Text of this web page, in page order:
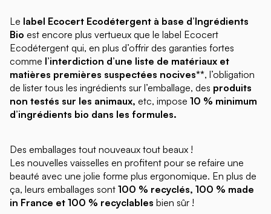
Le label Ecocert Ecodétergent à base d’Ingrédients
Bio est encore plus vertueux que le label Ecocert
Ecodétergent qui, en plus d’offrir des garanties fortes
comme l’interdiction d’une liste de matériaux et
matières premières suspectées nocives**, l’obligation
de lister tous les ingrédients sur l’emballage, des produits
non testés sur les animaux, etc, impose 10 % minimum
d’ingrédients bio dans les formules.
Des emballages tout nouveaux tout beaux !
Les nouvelles vaisselles en profitent pour se refaire une
beauté avec une jolie forme plus ergonomique. En plus de
ça, leurs emballages sont 100 % recyclés, 100 % made
in France et 100 % recyclables bien sûr !